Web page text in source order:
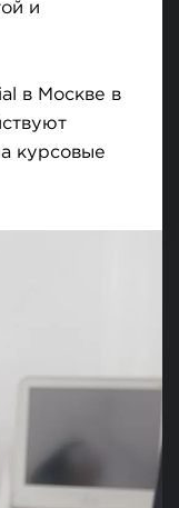
и
в Москве в
курсовые